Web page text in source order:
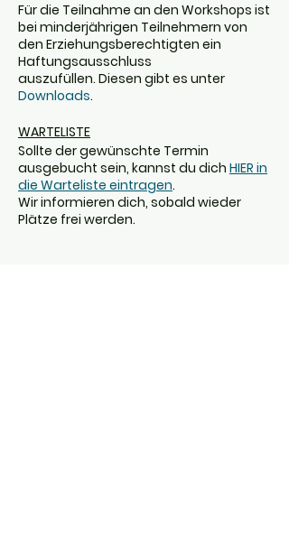
Für die Teilnahme an den Workshops ist
bei minderjährigen Teilnehmern von
den Erziehungsberechtigten ein
Haftungsausschluss
auszufüllen. Diesen gibt es unter
Downloads.
WARTELISTE
Sollte der gewünschte Termin
ausgebucht sein, kannst du dich HIER in
die Warteliste eintragen.
Wir informieren dich, sobald wieder
Plätze frei werden.